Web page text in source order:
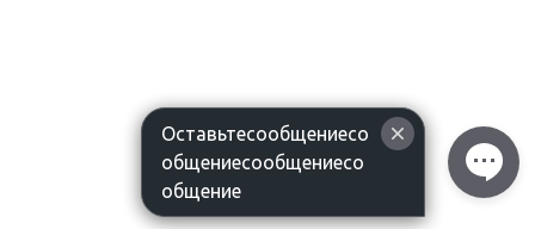
Оставьтесообщениесо
общениесообщениесо
общение